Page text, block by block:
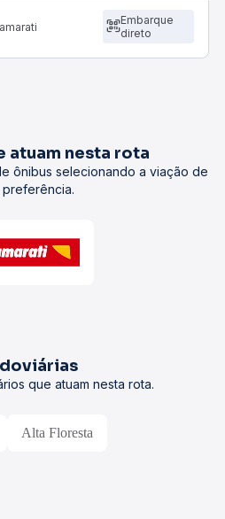
Embarque
direto
atuam nesta rota
ônibus selecionando a viação de
preferência.
que atuam nesta rota.
Alta Floresta